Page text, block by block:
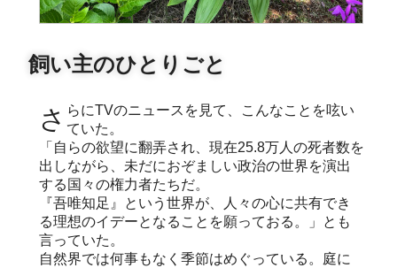
飼い主のひとりごと
さらにTVのニュースを見て、こんなことを呟い ていた。
「自らの欲望に翻弄され、現在25.8万人の死者数を
出しながら、未だにおぞましい政治の世界を演出
する国々の権力者たちだ。
『吾唯知足』という世界が、人々の心に共有でき
る理想のイデーとなることを願っておる。」とも
言っていた。
自然界では何事もなく季節はめぐっている。庭に